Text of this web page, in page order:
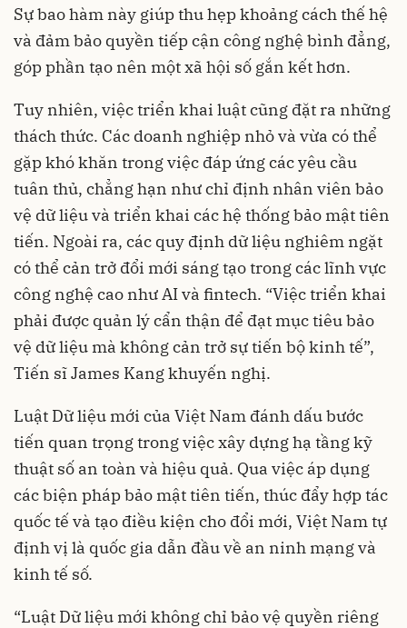
Sự bao hàm này giúp thu hẹp khoảng cách thế hệ
và đảm bảo quyền tiếp cận công nghệ bình đẳng,
góp phần tạo nên một xã hội số gắn kết hơn.
Tuy nhiên, việc triển khai luật cũng đặt ra những
thách thức. Các doanh nghiệp nhỏ và vừa có thể
gặp khó khăn trong việc đáp ứng các yêu cầu
tuân thủ, chẳng hạn như chỉ định nhân viên bảo
vệ dữ liệu và triển khai các hệ thống bảo mật tiên
tiến. Ngoài ra, các quy định dữ liệu nghiêm ngặt
có thể cản trở đổi mới sáng tạo trong các lĩnh vực
công nghệ cao như AI và fintech. “Việc triển khai
phải được quản lý cẩn thận để đạt mục tiêu bảo
vệ dữ liệu mà không cản trở sự tiến bộ kinh tế”,
Tiến sĩ James Kang khuyến nghị.
Luật Dữ liệu mới của Việt Nam đánh dấu bước
tiến quan trọng trong việc xây dựng hạ tầng kỹ
thuật số an toàn và hiệu quả. Qua việc áp dụng
các biện pháp bảo mật tiên tiến, thúc đẩy hợp tác
quốc tế và tạo điều kiện cho đổi mới, Việt Nam tự
định vị là quốc gia dẫn đầu về an ninh mạng và
kinh tế số.
“Luật Dữ liệu mới không chỉ bảo vệ quyền riêng